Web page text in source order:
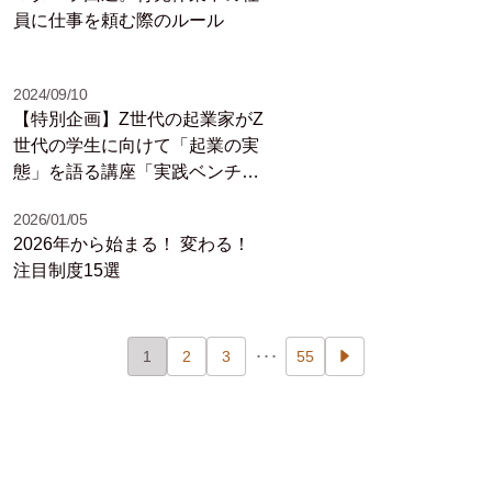
員に仕事を頼む際のルール
2024/09/10
【特別企画】Z世代の起業家がZ
世代の学生に向けて「起業の実
態」を語る講座「実践ベンチャ
版／岡目八目リポート
2026/01/05
2026年から始まる！ 変わる！
注目制度15選
1 2 3 ･･･ 55